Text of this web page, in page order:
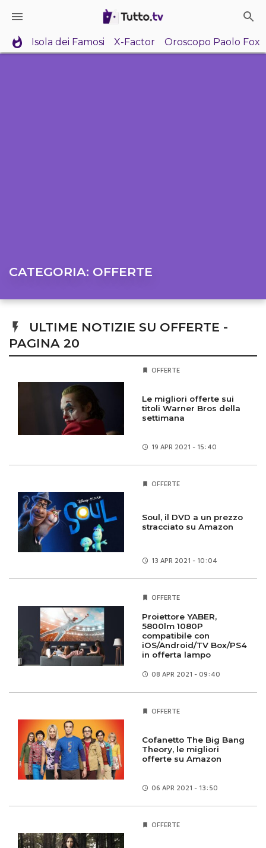
Isola dei Famosi X-Factor Oroscopo Paolo Fox
CATEGORIA: OFFERTE
ULTIME NOTIZIE SU OFFERTE -
PAGINA 20
OFFERTE
Le migliori offerte sui
titoli Warner Bros della
settimana
19 APR 2021 - 15:40
OFFERTE
Soul, il DVD a un prezzo
stracciato su Amazon
13 APR 2021 - 10:04
OFFERTE
Proiettore YABER,
5800lm 1080P
compatibile con
iOS/Android/TV Box/PS4
in offerta lampo
08 APR 2021 - 09:40
OFFERTE
Cofanetto The Big Bang
Theory, le migliori
offerte su Amazon
06 APR 2021 - 13:50
OFFERTE